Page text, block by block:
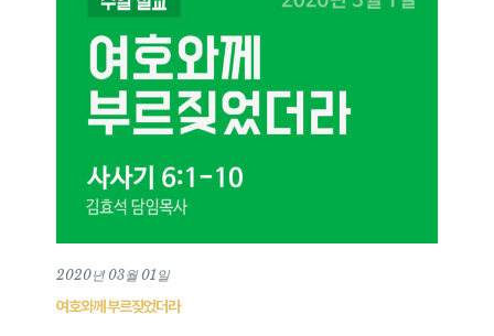
2020년 03월 01일
여호와께 부르짖었더라